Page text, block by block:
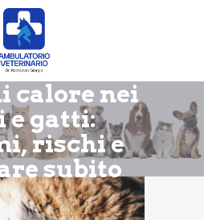
calore nei
e gatti:
rischi e
subito